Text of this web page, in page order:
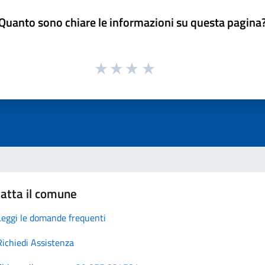
sono chiare le informazioni su questa
il comune
le domande frequenti
Assistenza